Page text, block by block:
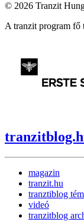
© 2026 Tranzit
A tranzit program fő
magazin
tranzit.hu
tranztiblog
videó
tranzitblog